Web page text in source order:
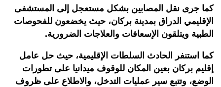
كما جرى نقل المصابين بشكل مستعجل إلى المستشفى
الإقليمي الدراق بمدينة بركان، حيث يخضعون للفحوصات
الطبية ويتلقون الإسعافات والعلاجات الضرورية.
كما استنفر الحادث السلطات الإقليمية، حيث حل عامل
إقليم بركان بعين المكان للوقوف ميدانيا على تطورات
الوضع، وتتبع سير عمليات التدخل، والاطلاع على ظروف